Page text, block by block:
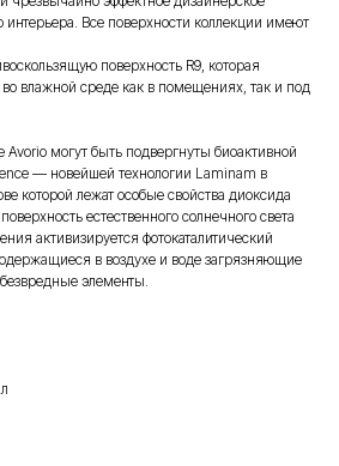
интерьера. Все поверхности коллекции имеют
поверхность R9, которая
во влажной среде как в помещениях, так и под
могут быть подвергнуты биоактивной
— новейшей технологии Laminam в
которой лежат особые свойства диоксида
естественного солнечного света
активизируется фотокаталитический
в воздухе и воде загрязняющие
элементы.